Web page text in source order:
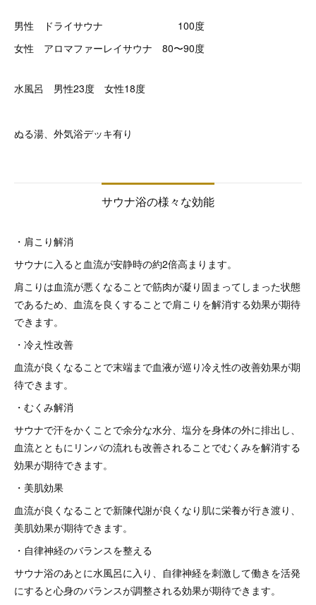
男性 ドライサウナ 100度
女性 アロマファーレイサウナ 80〜90度
水風呂 男性23度 女性18度
ぬる湯、外気浴デッキ有り
サウナ浴の様々な効能
・肩こり解消
サウナに入ると血流が安静時の約2倍高まります。
肩こりは血流が悪くなることで筋肉が凝り固まってしまった状態
であるため、血流を良くすることで肩こりを解消する効果が期待
できます。
・冷え性改善
血流が良くなることで末端まで血液が巡り冷え性の改善効果が期
待できます。
・むくみ解消
サウナで汗をかくことで余分な水分、塩分を身体の外に排出し、
血流とともにリンパの流れも改善されることでむくみを解消する
効果が期待できます。
・美肌効果
血流が良くなることで新陳代謝が良くなり肌に栄養が行き渡り、
美肌効果が期待できます。
・自律神経のバランスを整える
サウナ浴のあとに水風呂に入り、自律神経を刺激して働きを活発
にすると心身のバランスが調整される効果が期待できます。